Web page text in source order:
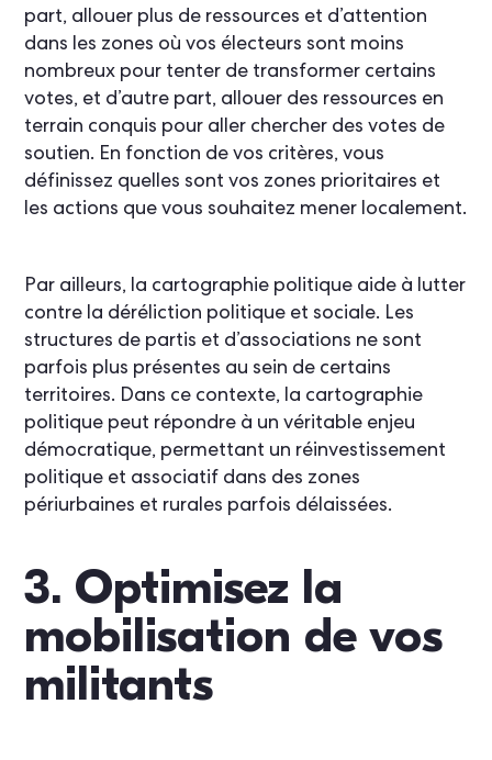
part, allouer plus de ressources et d’attention
dans les zones où vos électeurs sont moins
nombreux pour tenter de transformer certains
votes, et d’autre part, allouer des ressources en
terrain conquis pour aller chercher des votes de
soutien. En fonction de vos critères, vous
définissez quelles sont vos zones prioritaires et
les actions que vous souhaitez mener localement.
Par ailleurs, la cartographie politique aide à lutter
contre la déréliction politique et sociale. Les
structures de partis et d’associations ne sont
parfois plus présentes au sein de certains
territoires. Dans ce contexte, la cartographie
politique peut répondre à un véritable enjeu
démocratique, permettant un réinvestissement
politique et associatif dans des zones
périurbaines et rurales parfois délaissées.
3. Optimisez la
mobilisation de vos
militants